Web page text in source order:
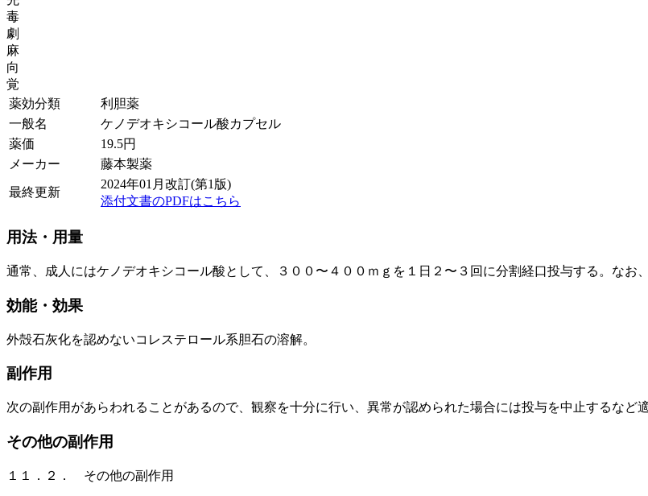
毒
劇
麻
向
覚
薬効分類
利胆薬
一般名
ケノデオキシコール酸カプセル
薬価
19.5円
メーカー
藤本製薬
最終更新
2024年01月改訂(第1版)
添付文書のPDFはこちら
用法・用量
通常、成人にはケノデオキシコール酸として、３００〜４００ｍｇを１日２〜３回に分割経口投与する。なお
効能・効果
外殻石灰化を認めないコレステロール系胆石の溶解。
副作用
次の副作用があらわれることがあるので、観察を十分に行い、異常が認められた場合には投与を中止するなど
その他の副作用
１１．２． その他の副作用